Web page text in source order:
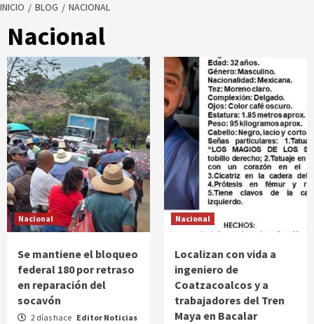
INICIO BLOG NACIONAL
Nacional
Nacional
Se mantiene el bloqueo
federal 180 por retraso
en reparación del
socavón
2 días hace Editor Noticias
Nacional
Localizan con vida a
ingeniero de
Coatzacoalcos y a
trabajadores del Tren
Maya en Bacalar